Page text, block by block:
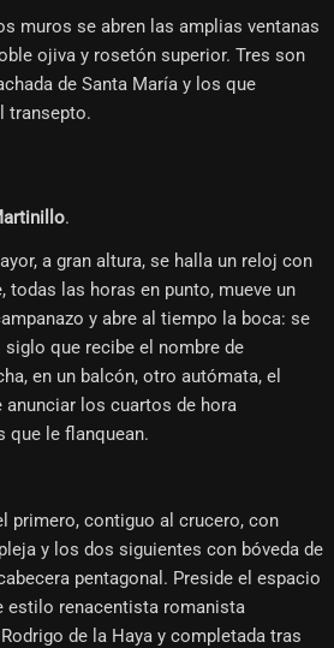
muros se abren las amplias ventanas
ojiva y rosetón superior. Tres son
de Santa María y los que
transepto.
.
a gran altura, se halla un reloj con
todas las horas en punto, mueve un
y abre al tiempo la boca: se
que recibe el nombre de
en un balcón, otro autómata, el
anunciar los cuartos de hora
que le flanquean.
primero, contiguo al crucero, con
y los dos siguientes con bóveda de
pentagonal. Preside el espacio
estilo renacentista romanista
de la Haya y completada tras